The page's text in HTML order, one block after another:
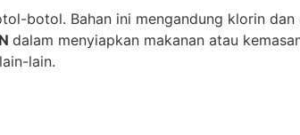
botol. Bahan ini mengandung klorin dan
dalam menyiapkan makanan atau
lain.